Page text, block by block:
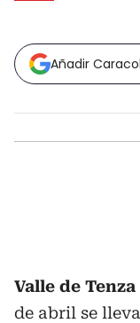
Añadir
Valle de Tenza
de abril se